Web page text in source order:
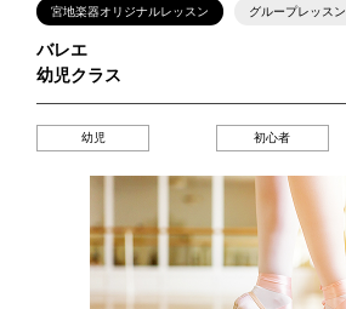
宮地楽器オリジナルレッスン グループレッスン
バレエ
幼児クラス
幼児 初心者